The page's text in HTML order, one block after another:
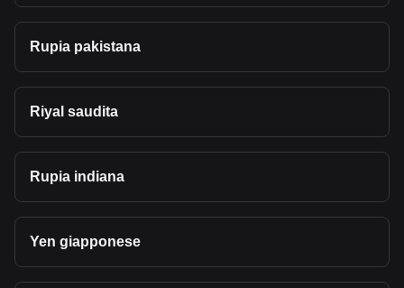
Rupia pakistana
Riyal saudita
Rupia indiana
Yen giapponese